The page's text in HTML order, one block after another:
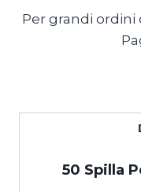
Per grandi ordini
50 Spilla